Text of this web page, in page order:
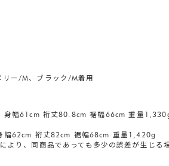
ー/M、ブラック/M着用
身幅61cm 裄丈80.8cm 裾幅66cm 重量
幅62cm 裄丈82cm 裾幅68cm 重量1,420g
より、同商品であっても多少の誤差が生じる